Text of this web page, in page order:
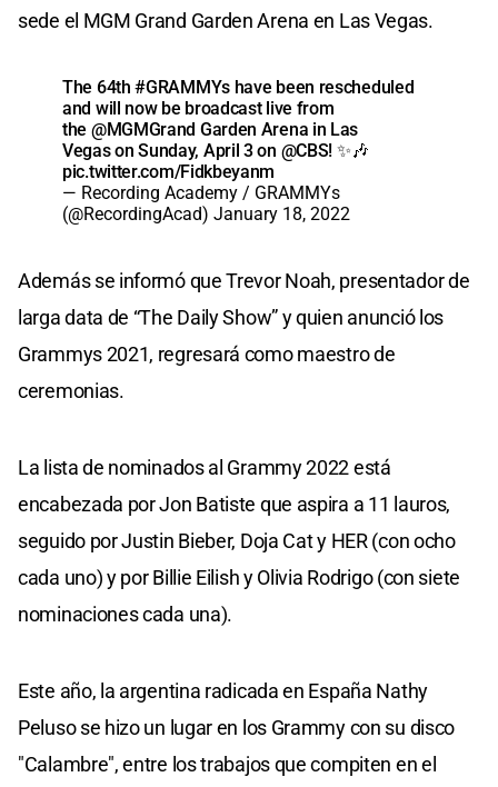
sede el MGM Grand Garden Arena en Las Vegas.
The 64th#GRAMMYshave been rescheduled
and will now be broadcast live from
the @MGMGrand Garden Arena in Las
Vegas on Sunday, April 3 on @CBS! ✨🎶
pic.twitter.com/Fidkbeyanm
— Recording Academy / GRAMMYs
(@RecordingAcad) January 18, 2022
Además se informó que Trevor Noah, presentador de
larga data de “The Daily Show” y quien anunció los
Grammys 2021, regresará como maestro de
ceremonias.
La lista de nominados al Grammy 2022 está
encabezada por Jon Batiste que aspira a 11 lauros,
seguido por Justin Bieber, Doja Cat y HER (con ocho
cada uno) y por Billie Eilish y Olivia Rodrigo (con siete
nominaciones cada una).
Este año, la argentina radicada en España Nathy
Peluso se hizo un lugar en los Grammy con su disco
"Calambre", entre los trabajos que compiten en el